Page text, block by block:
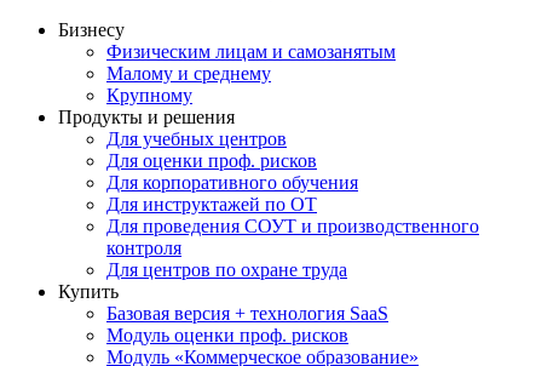
Бизнесу
Физическим лицам и самозанятым
Малому и среднему
Крупному
Продукты и решения
Для учебных центров
Для оценки проф. рисков
Для корпоративного обучения
Для инструктажей по ОТ
Для проведения СОУТ и производственного
контроля
Для центров по охране труда
Купить
Базовая версия + технология SaaS
Модуль оценки проф. рисков
Модуль «Коммерческое образование»